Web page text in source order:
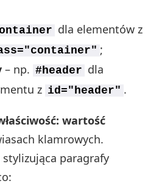
dla elementów z
;
– np. #header dla
z id="header" .
wartość
klamrowych.
stylizująca paragrafy